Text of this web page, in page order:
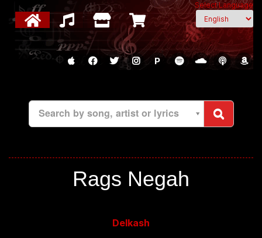
Select Language
P
Search by song, artist or lyrics
Rags Negah
Delkash